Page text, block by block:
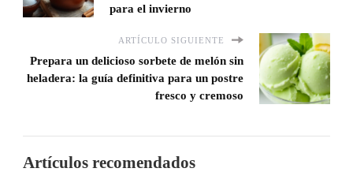
para el invierno
ARTÍCULO SIGUIENTE
Prepara un delicioso sorbete de melón sin
heladera: la guía definitiva para un postre
fresco y cremoso
Artículos recomendados